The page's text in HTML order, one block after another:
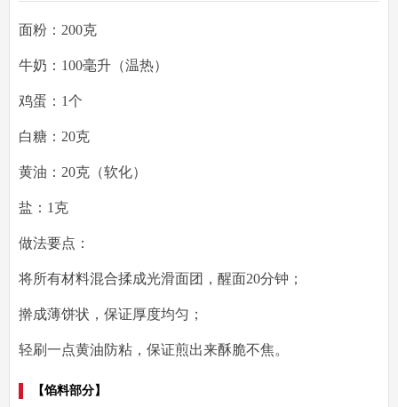
面粉：200克
牛奶：100毫升（温热）
鸡蛋：1个
白糖：20克
黄油：20克（软化）
盐：1克
做法要点 ：
将所有材料混合揉成光滑面团，醒面20分钟；
擀成薄饼状，保证厚度均匀；
轻刷一点黄油防粘，保证煎出来酥脆不焦。
【馅料部分】